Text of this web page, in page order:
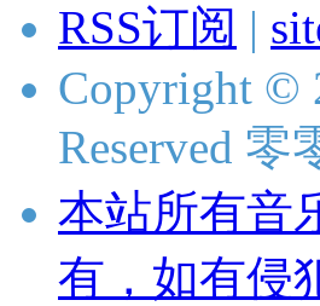
RSS订阅 |
Copyright ©
Reserved
本站所有音
有，如有侵